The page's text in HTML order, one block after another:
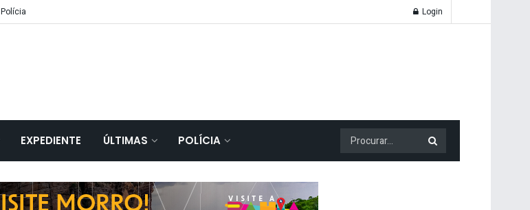
Polícia Login
EXPEDIENTE ÚLTIMAS POLÍCIA